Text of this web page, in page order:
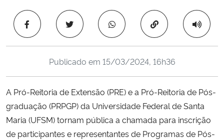
Ministério da Cidadania
Ministério da Saúde
Ministério de Minas e Energia
Ministério da Ciência, Tecnologia, Inovações e Comunicações
Ministério do Meio Ambiente
Copiar para área
Publicado em 15/03/2024, 16h36
A Pró-Reitoria de Extensão (PRE) e a Pró-Reitoria de Pós-
graduação (PRPGP) da Universidade Federal de Santa
Maria (UFSM) tornam pública a chamada para inscrição
de participantes e representantes de Programas de Pós-